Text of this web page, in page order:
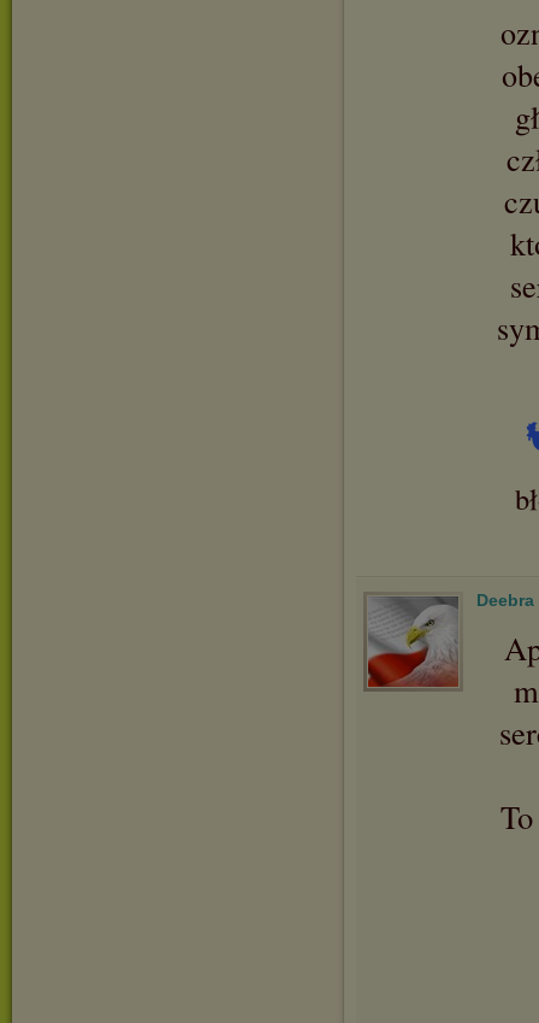
Deebra